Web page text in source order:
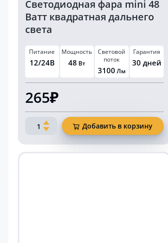
Светодиодная фара mini 48
Ватт квадратная дальнего
света
Питание
12/24В
Мощность
48 Вт
Световой
поток
3100 Лм
Гарантия
30 дней
265₽
Количество
Светодиодная
фара
Добавить в корзину